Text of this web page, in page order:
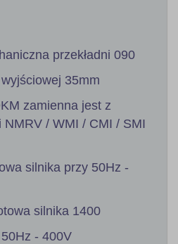
przekładni 090
35mm
zamienna jest z
NMRV / WMI / CMI / SMI
silnika przy 50Hz -
silnika 1400
- 400V